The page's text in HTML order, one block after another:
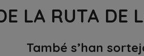
LA RUTA DE
També s’han